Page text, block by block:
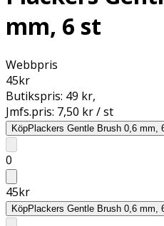
mm, 6 st
Webbpris
45kr
Butikspris: 49 kr,
Jmfs.pris: 7,50 kr / st
KöpPlackers Gentle Brush 0,6 mm,
0
45kr
KöpPlackers Gentle Brush 0,6 mm,